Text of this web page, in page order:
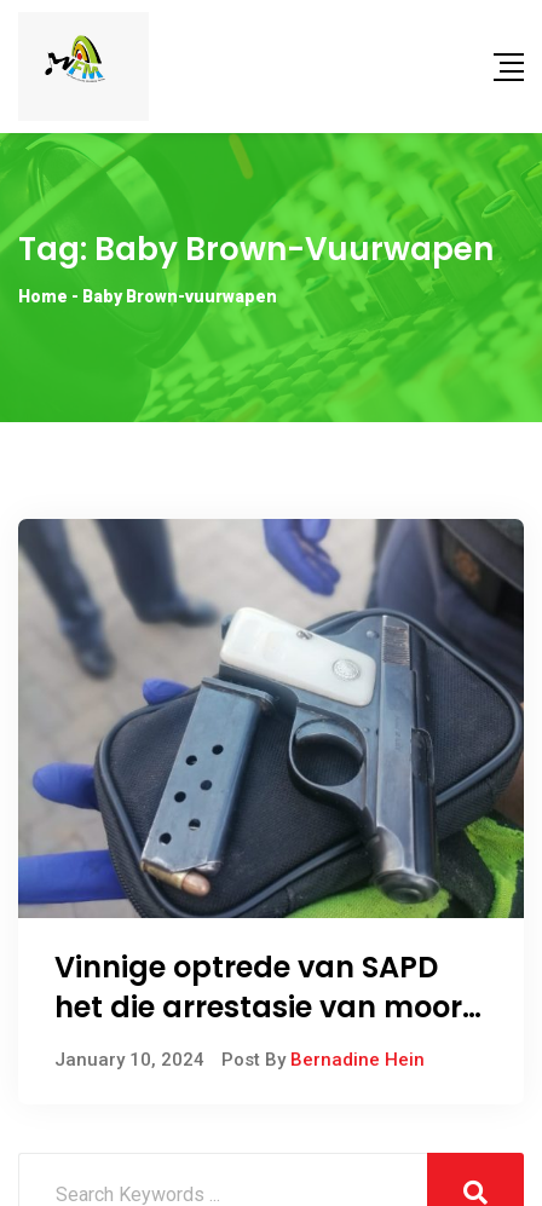
Tag: Baby Brown-Vuurwapen
Home - Baby Brown-vuurwapen
Vinnige optrede van SAPD
het die arrestasie van moord
en rooftog verdagtes
January 10, 2024 Post By Bernadine Hein